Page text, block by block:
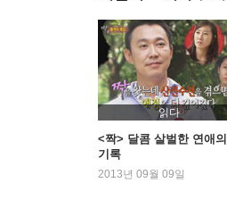
읽다
<짝> 달콤 살벌한 연애의
기록
2013년 09월 09일